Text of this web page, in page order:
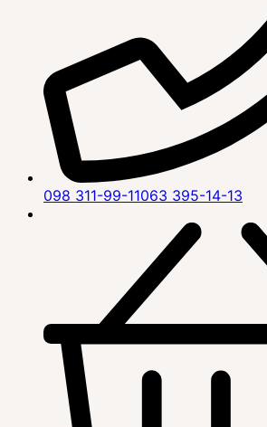
098 311-99-11063 395-14-13